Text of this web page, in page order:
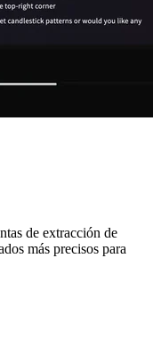
de extracción de
más precisos para